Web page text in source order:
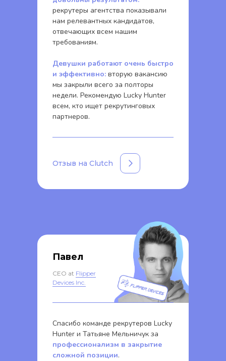
рекрутеры агентства показывали
нам релевантных кандидатов,
отвечающих всем нашим
требованиям.
Девушки работают очень быстро
и эффективно: вторую вакансию
мы закрыли всего за полторы
недели. Рекомендую Lucky Hunter
всем, кто ищет рекрутинговых
партнеров.
Павел
CEO at Flipper
Devices Inc.
Спасибо команде рекрутеров Lucky
Hunter и Татьяне Мельничук за
профессионализм в закрытие
сложной позиции.
Отзыв на Clutch